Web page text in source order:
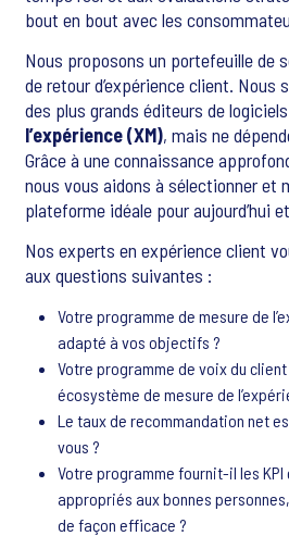
bout en bout avec les
Nous proposons un portefeuille de
de retour d’expérience client. Nous
des plus grands éditeurs de
l’expérience (XM), mais ne
Grâce à une connaissance
nous vous aidons à sélectionner
plateforme idéale pour aujourd’hui
Nos experts en expérience client
aux questions suivantes :
Votre programme de mesure de
adapté à vos objectifs ?
Votre programme de voix du
écosystème de mesure de
Le taux de recommandation net
vous ?
Votre programme fournit-il les
appropriés aux bonnes
de façon efficace ?